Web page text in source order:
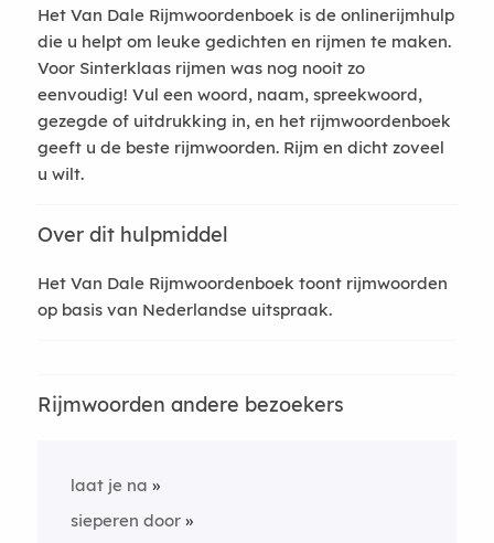
Het Van Dale Rijmwoordenboek is de onlinerijmhulp
die u helpt om leuke gedichten en rijmen te maken.
Voor Sinterklaas rijmen was nog nooit zo
eenvoudig! Vul een woord, naam, spreekwoord,
gezegde of uitdrukking in, en het rijmwoordenboek
geeft u de beste rijmwoorden. Rijm en dicht zoveel
u wilt.
Over dit hulpmiddel
Het Van Dale Rijmwoordenboek toont rijmwoorden
op basis van Nederlandse uitspraak.
Rijmwoorden andere bezoekers
laat je na
sieperen door